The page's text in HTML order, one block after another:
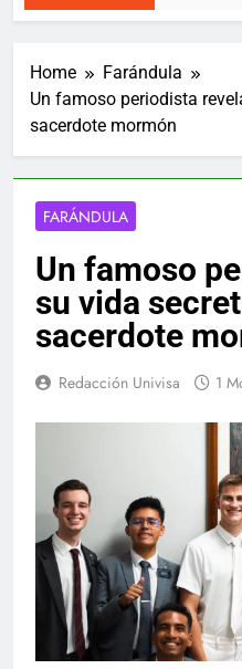
Home
Farándula
Un famoso periodista
sacerdote mormón
FARÁNDULA
Un famoso
su vida
sacerdote
Redacción Univisa 1